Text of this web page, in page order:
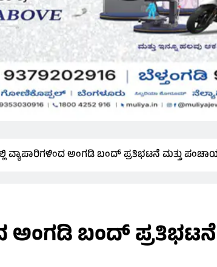
ವ್ಯಾಪಾರಿಗಳಿಂದ ಅಂಗಡಿ ಬಂದ್ ಪ್ರತಿಭಟನೆ ಮತ್ತು
ಅಂಗಡಿ ಬಂದ್